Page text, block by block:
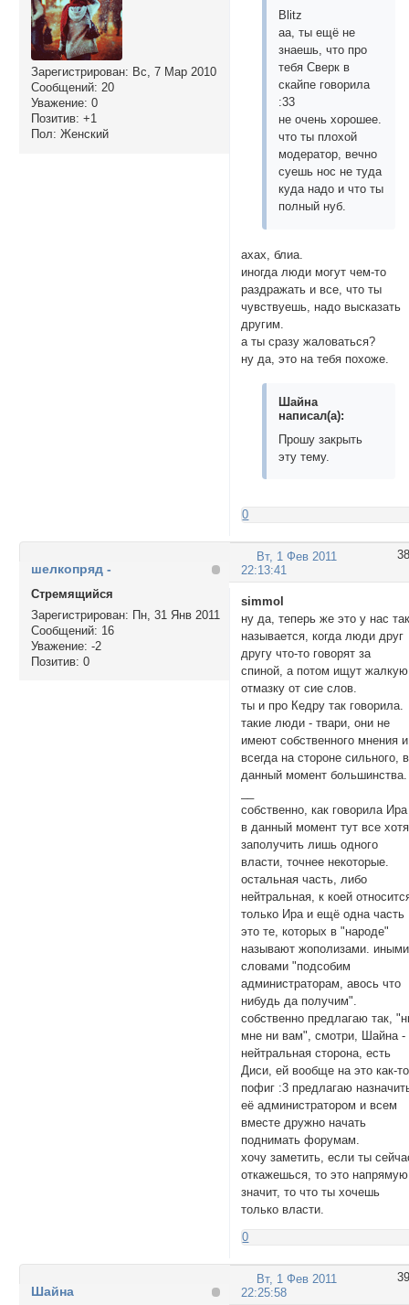
Зарегистрирован: Вс, 7 Мар 2010
Сообщений: 20
Уважение: 0
Позитив: +1
Пол: Женский
Blitz
аа, ты ещё не
знаешь, что про
тебя Сверк в
скайпе говорила
:33
не очень хорошее.
что ты плохой
модератор, вечно
суешь нос не туда
куда надо и что ты
полный нуб.
ахах, блиа.
иногда люди могут чем-то
раздражать и все, что ты
чувствуешь, надо высказать
другим.
а ты сразу жаловаться?
ну да, это на тебя похоже.
Шайна
написал(а):
Прошу закрыть
эту тему.
0
38
Вт, 1 Фев 2011
22:13:41
шелкопряд -
Стремящийся
Зарегистрирован: Пн, 31 Янв 2011
Сообщений: 16
Уважение: -2
Позитив: 0
simmol
ну да, теперь же это у нас
называется, когда люди друг
другу что-то говорят за
спиной, а потом ищут жалкую
отмазку от сие слов.
ты и про Кедру так говорила.
такие люди - твари, они не
имеют собственного мнения и
всегда на стороне сильного, в
данный момент большинства.
собственно, как говорила
в данный момент тут все
заполучить лишь одного
власти, точнее некоторые.
остальная часть, либо
нейтральная, к коей
только Ира и ещё одна часть
это те, которых в "народе"
называют жополизами. иными
словами "подсобим
администраторам, авось что
нибудь да получим".
собственно предлагаю так,
мне ни вам", смотри, Шайна -
нейтральная сторона, есть
Диси, ей вообще на это как-то
пофиг :3 предлагаю
её администратором и всем
вместе дружно начать
поднимать форумам.
хочу заметить, если ты
откажешься, то это напрямую
значит, то что ты хочешь
только власти.
0
39
Вт, 1 Фев 2011
22:25:58
Шайна